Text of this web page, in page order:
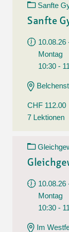
Sanfte
Sanfte
10.08.26
Montag
10:30 -
CHF 112.00
7 Lektionen
10.08.26
Montag
10:30 -
Im